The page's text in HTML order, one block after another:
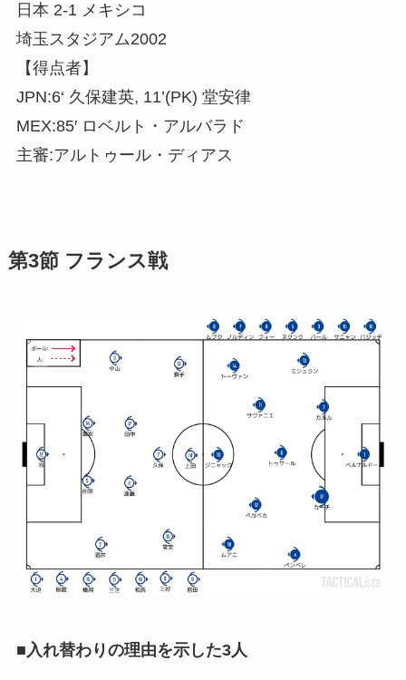
日本 2-1 メキシコ
埼玉スタジアム2002
【得点者】
JPN:6‘ 久保建英, 11’(PK) 堂安律
MEX:85′ ロベルト・アルバラド
主審:アルトゥール・ディアス
第3節 フランス戦
■入れ替わりの理由を示した3人